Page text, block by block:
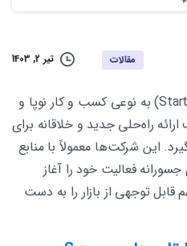
مقالات تیر 2, 1403
چیست؟ استارتاپ (Startup) به نوعی کسب و کار نوپا و
راه‌حلی جدید و خلاقانه برای
این شرکت‌ها معمولاً با منابع
فعالیت خود را آغاز
توجهی از بازار را به دست